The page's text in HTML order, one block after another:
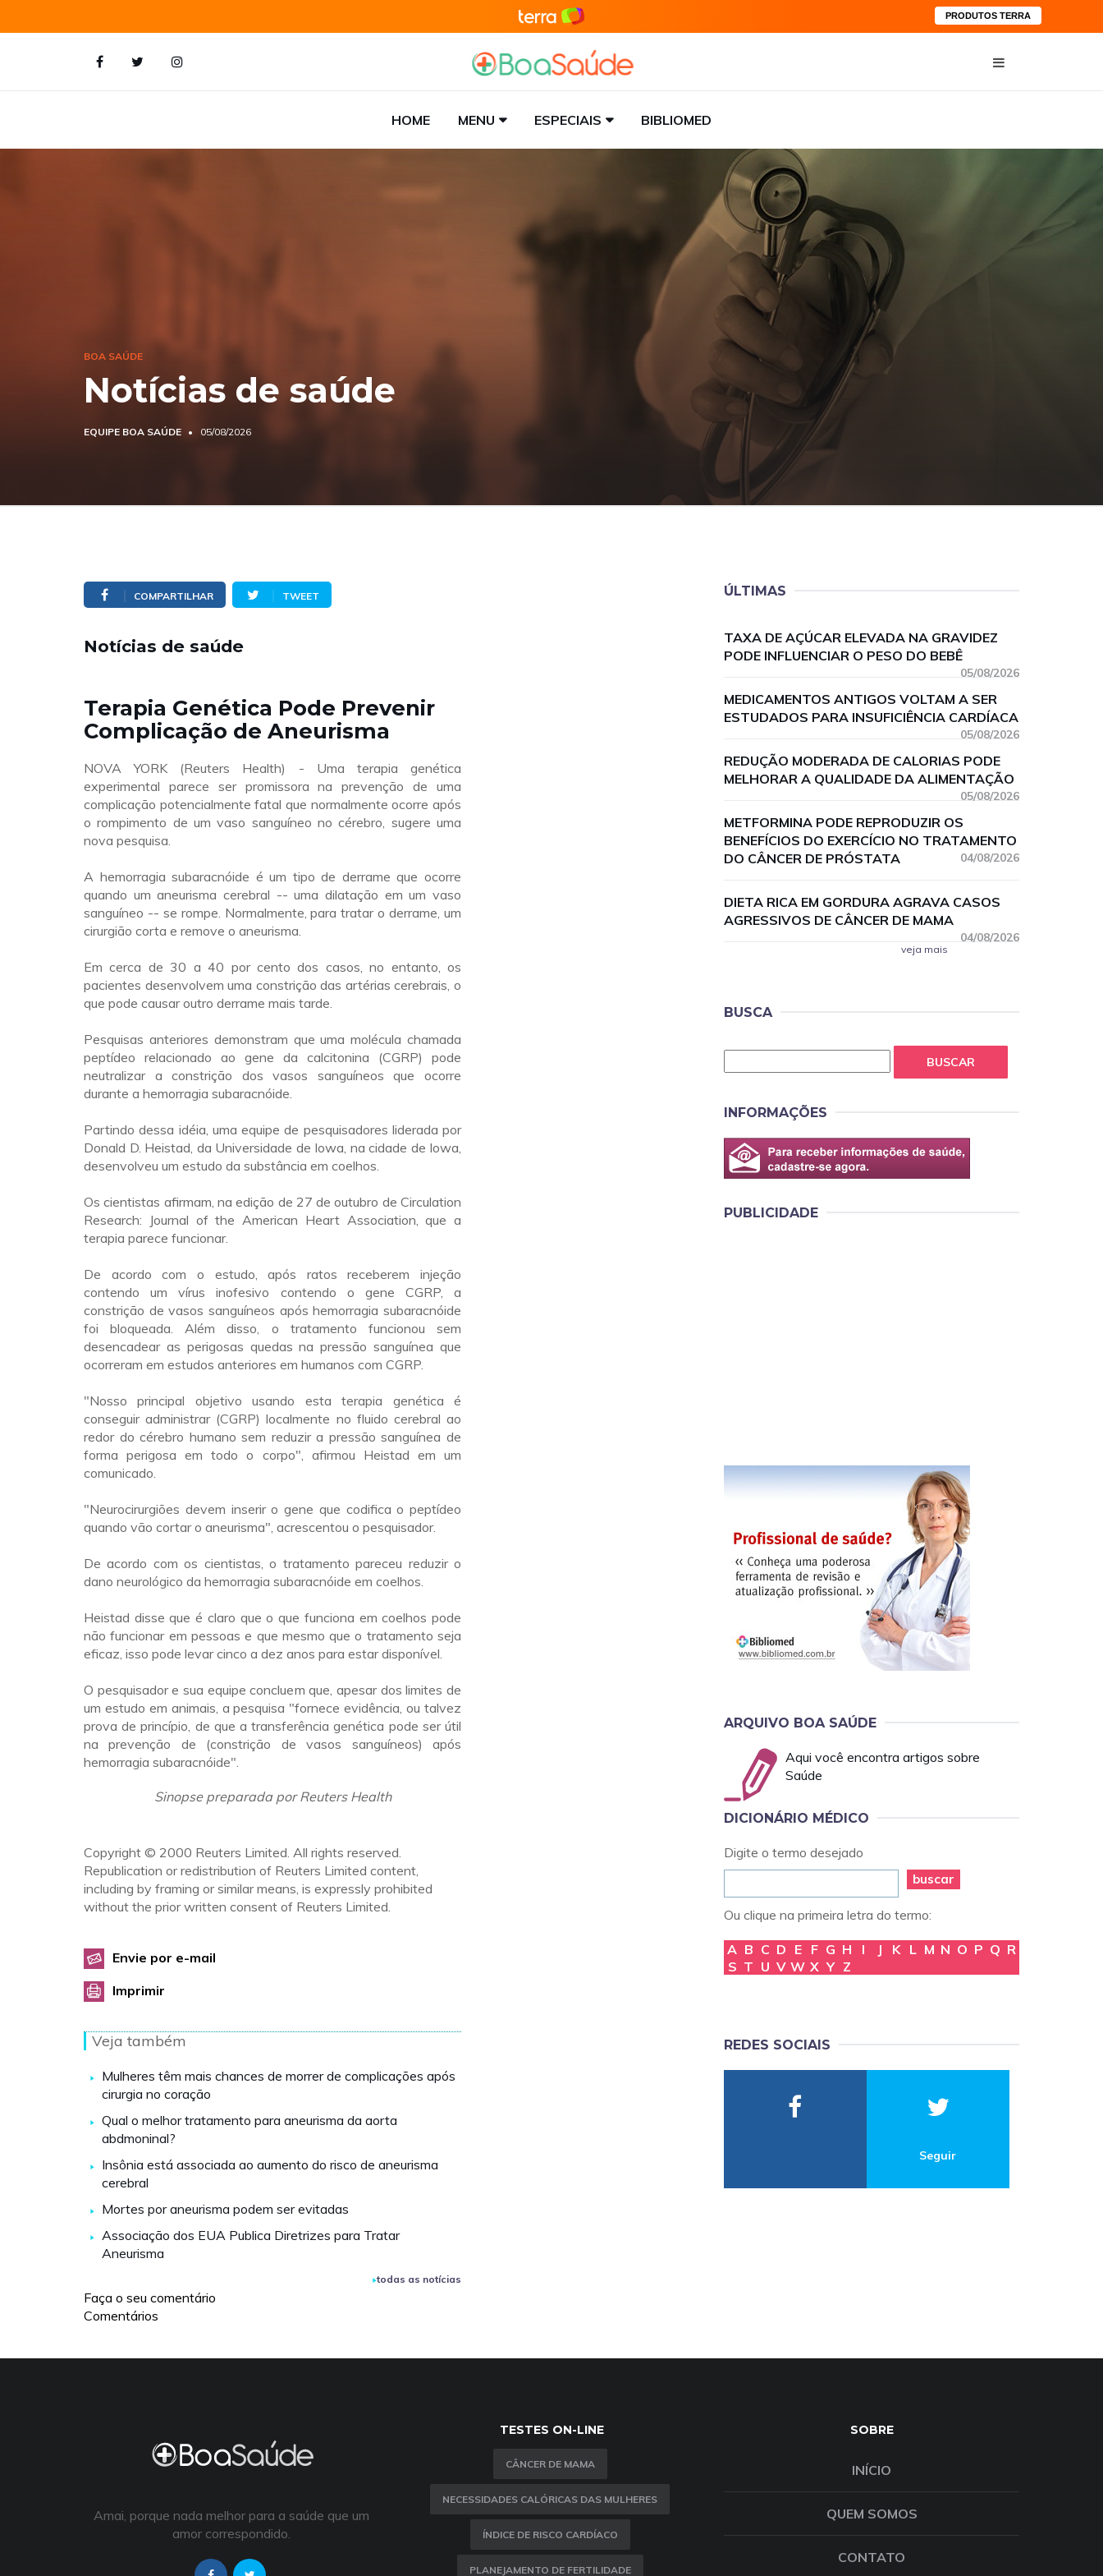
PRODUTOS TERRA
HOME MENU ESPECIAIS BIBLIOMED
BOA SAÚDE
Notícias de saúde
EQUIPE BOA SAÚDE 05/08/2026
COMPARTILHAR TWEET
Notícias de saúde
Terapia Genética Pode Prevenir
Complicação de Aneurisma
NOVA YORK (Reuters Health) - Uma terapia genética
experimental parece ser promissora na prevenção de uma
complicação potencialmente fatal que normalmente ocorre após
o rompimento de um vaso sanguíneo no cérebro, sugere uma
nova pesquisa.
A hemorragia subaracnóide é um tipo de derrame que ocorre
quando um aneurisma cerebral -- uma dilatação em um vaso
sanguíneo -- se rompe. Normalmente, para tratar o derrame, um
cirurgião corta e remove o aneurisma.
Em cerca de 30 a 40 por cento dos casos, no entanto, os
pacientes desenvolvem uma constrição das artérias cerebrais, o
que pode causar outro derrame mais tarde.
Pesquisas anteriores demonstram que uma molécula chamada
peptídeo relacionado ao gene da calcitonina (CGRP) pode
neutralizar a constrição dos vasos sanguíneos que ocorre
durante a hemorragia subaracnóide.
Partindo dessa idéia, uma equipe de pesquisadores liderada por
Donald D. Heistad, da Universidade de Iowa, na cidade de Iowa,
desenvolveu um estudo da substância em coelhos.
Os cientistas afirmam, na edição de 27 de outubro de Circulation
Research: Journal of the American Heart Association, que a
terapia parece funcionar.
De acordo com o estudo, após ratos receberem injeção
contendo um vírus inofesivo contendo o gene CGRP, a
constrição de vasos sanguíneos após hemorragia subaracnóide
foi bloqueada. Além disso, o tratamento funcionou sem
desencadear as perigosas quedas na pressão sanguínea que
ocorreram em estudos anteriores em humanos com CGRP.
"Nosso principal objetivo usando esta terapia genética é
conseguir administrar (CGRP) localmente no fluido cerebral ao
redor do cérebro humano sem reduzir a pressão sanguínea de
forma perigosa em todo o corpo", afirmou Heistad em um
comunicado.
"Neurocirurgiões devem inserir o gene que codifica o peptídeo
quando vão cortar o aneurisma", acrescentou o pesquisador.
De acordo com os cientistas, o tratamento pareceu reduzir o
dano neurológico da hemorragia subaracnóide em coelhos.
Heistad disse que é claro que o que funciona em coelhos pode
não funcionar em pessoas e que mesmo que o tratamento seja
eficaz, isso pode levar cinco a dez anos para estar disponível.
O pesquisador e sua equipe concluem que, apesar dos limites de
um estudo em animais, a pesquisa "fornece evidência, ou talvez
prova de princípio, de que a transferência genética pode ser útil
na prevenção de (constrição de vasos sanguíneos) após
hemorragia subaracnóide".
Sinopse preparada por Reuters Health
Copyright © 2000 Reuters Limited. All rights reserved.
Republication or redistribution of Reuters Limited content,
including by framing or similar means, is expressly prohibited
without the prior written consent of Reuters Limited.
Envie por e-mail
Imprimir
Veja também
Mulheres têm mais chances de morrer de complicações após
cirurgia no coração
Qual o melhor tratamento para aneurisma da aorta
abdmoninal?
Insônia está associada ao aumento do risco de aneurisma
cerebral
Mortes por aneurisma podem ser evitadas
Associação dos EUA Publica Diretrizes para Tratar
Aneurisma
todas as notícias
Faça o seu comentário
Comentários
ÚLTIMAS
TAXA DE AÇÚCAR ELEVADA NA GRAVIDEZ
PODE INFLUENCIAR O PESO DO BEBÊ
05/08/2026
MEDICAMENTOS ANTIGOS VOLTAM A SER
ESTUDADOS PARA INSUFICIÊNCIA CARDÍACA
05/08/2026
REDUÇÃO MODERADA DE CALORIAS PODE
MELHORAR A QUALIDADE DA ALIMENTAÇÃO
05/08/2026
METFORMINA PODE REPRODUZIR OS
BENEFÍCIOS DO EXERCÍCIO NO TRATAMENTO
DO CÂNCER DE PRÓSTATA
04/08/2026
DIETA RICA EM GORDURA AGRAVA CASOS
AGRESSIVOS DE CÂNCER DE MAMA
04/08/2026
veja mais
BUSCA
BUSCAR
INFORMAÇÕES
PUBLICIDADE
ARQUIVO BOA SAÚDE
Aqui você encontra artigos sobre
Saúde
DICIONÁRIO MÉDICO
Digite o termo desejado
buscar
Ou clique na primeira letra do termo:
A B C D E F G H I J K L M N O P Q R
S T U V W X Y Z
REDES SOCIAIS
Seguir
Amai, porque nada melhor para a saúde que um
amor correspondido.
TESTES ON-LINE
CÂNCER DE MAMA
NECESSIDADES CALÓRICAS DAS MULHERES
ÍNDICE DE RISCO CARDÍACO
PLANEJAMENTO DE FERTILIDADE
SOBRE
INÍCIO
QUEM SOMOS
CONTATO